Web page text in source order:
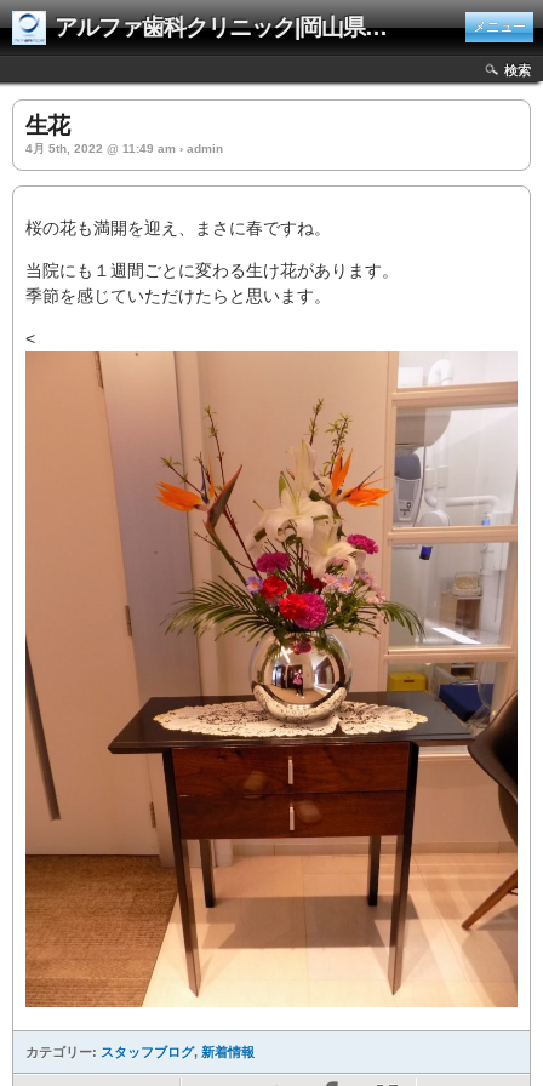
アルファ歯科クリニック|岡山県井原市 メニュー
検索
生花
4月 5th, 2022 @ 11:49 am › admin
桜の花も満開を迎え、まさに春ですね。
当院にも１週間ごとに変わる生け花があります。
季節を感じていただけたらと思います。
<
カテゴリー: スタッフブログ, 新着情報